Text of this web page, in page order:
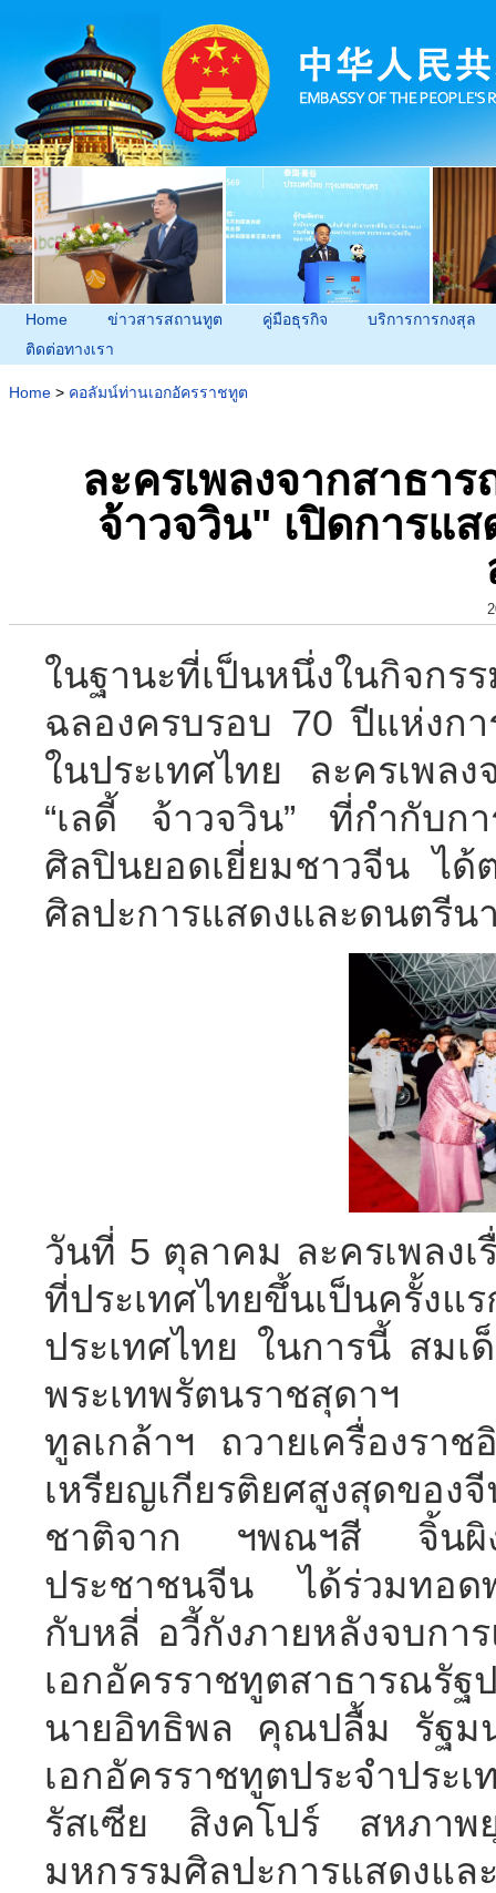
Home ข่าวสารสถานทูต คู่มือธุรกิจ
บริการการกงสุล
ติดต่อทางเรา
Home > คอลัมน์ท่านเอกอัครราชทูต
ละครเพลงจากสาธา
จ้าวจวิน" เปิดการแ
ในฐานะที่เป็นหนึ่งในกิจกร
ฉลองครบรอบ 70 ปีแห่งก
ในประเทศไทย ละครเพล
“เลดี้ จ้าวจวิน” ที่กำกับก
ศิลปินยอดเยี่ยมชาวจีน ได้
ศิลปะการแสดงและดนตรีน
วันที่ 5 ตุลาคม ละครเพลงเ
ที่ประเทศไทยขึ้นเป็น
ประเทศไทย ในการนี้ สมเ
พระเทพรัตนราชสุดาฯ
ทูลเกล้าฯ ถวายเครื่องรา
เหรียญเกียรติยศสูงสุดขอ
ชาติจาก ฯพณฯสี จิ้นผิง
ประชาชนจีน ได้ร่วมทอด
กับหลี่ อวี้กังภายหลังจบก
เอกอัครราชทูตสาธารณรัฐ
นายอิทธิพล คุณปลื้ม รัฐมน
เอกอัครราชทูตประจำปร
รัสเซีย สิงคโปร์ สหภาพ
มหกรรมศิลปะการแสดงแ